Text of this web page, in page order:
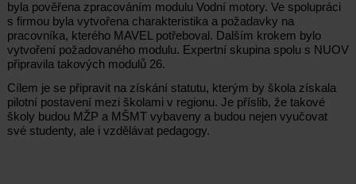
byla pověřena zpracováním modulu Vodní motory. Ve spolupráci
s firmou byla vytvořena charakteristika a požadavky na
pracovníka, kterého MAVEL potřeboval. Dalším krokem bylo
vytvoření požadovaného modulu. Expertní skupina spolu s NUOV
připravila takových modulů 26.
Cílem je se připravit na získání statutu, kterým by škola získala
pilotní postavení mezi školami v regionu. Je příslib, že takové
školy budou MŽP a MŠMT vybaveny a budou nejen vyučovat
své studenty, ale i vzdělávat pedagogy.